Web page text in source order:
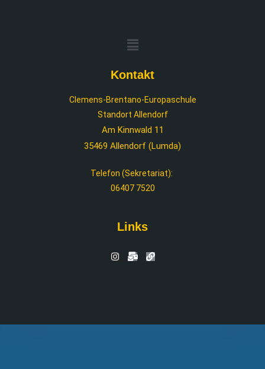
Kontakt
Clemens-Brentano-Europaschule
Standort Allendorf
Am Kinnwald 11
35469 Allendorf (Lumda)
Telefon (Sekretariat):
06407 7520
Links